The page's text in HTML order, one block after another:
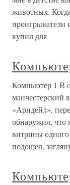
животных.
купил для
Компьютер 1 В
манчестерский
«Арндейл»,
обнаружил, что
витрины
подошел,